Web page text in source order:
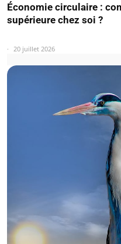
Économie circulaire :
supérieure chez soi ?
20 juillet 2026